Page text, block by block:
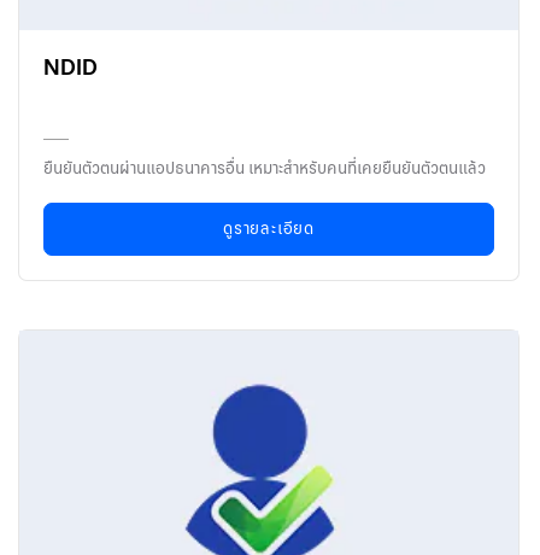
NDID
ยืนยันตัวตนผ่านแอปธนาคารอื่น เหมาะสำหรับคนที่เคยยืนยันตัวตนแล้ว
ดูรายละเอียด